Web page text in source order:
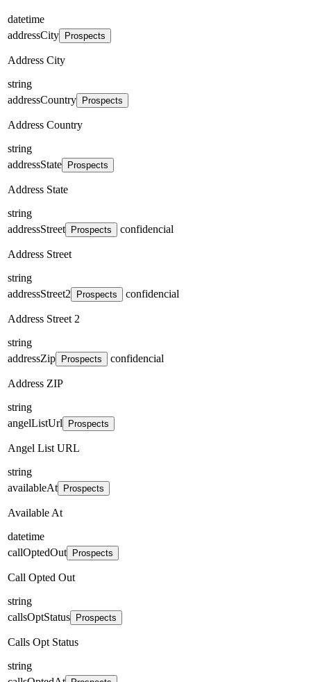
datetime
addressCity
Prospects
Address City
string
addressCountry
Prospects
Address Country
string
addressState
Prospects
Address State
string
addressStreet
Prospects confidencial
Address Street
string
addressStreet2
Prospects confidencial
Address Street 2
string
addressZip
Prospects confidencial
Address ZIP
string
angelListUrl
Prospects
Angel List URL
string
availableAt
Prospects
Available At
datetime
callOptedOut
Prospects
Call Opted Out
string
callsOptStatus
Prospects
Calls Opt Status
string